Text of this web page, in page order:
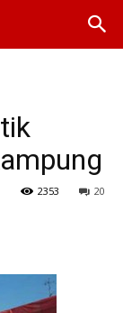
20
2353